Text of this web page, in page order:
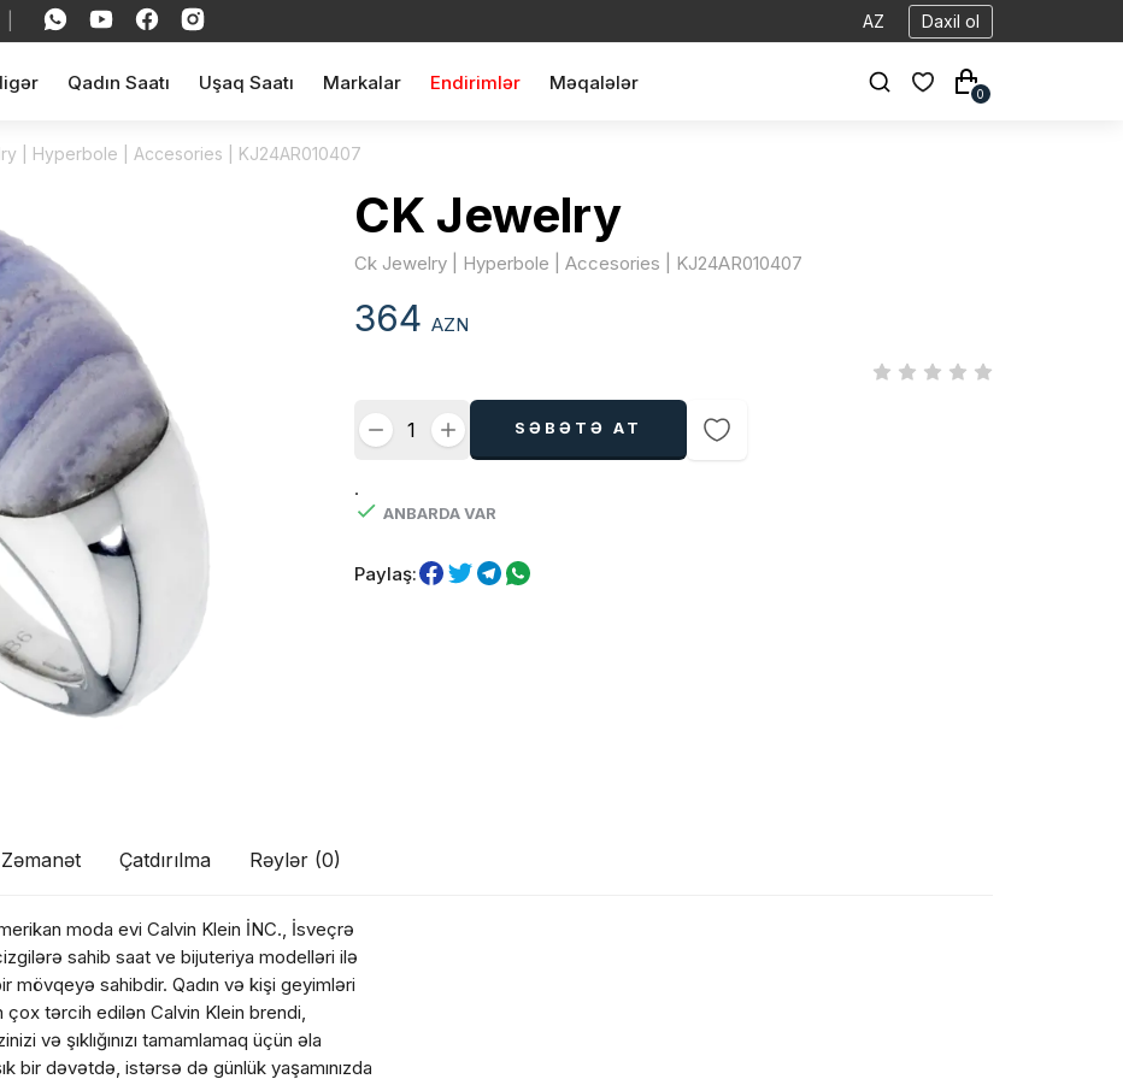
AZ Daxil ol
Qadın Saatı Uşaq Saatı Markalar Endirimlər Məqalələr
0
| Hyperbole | Accesories | KJ24AR010407
CK Jewelry
Ck Jewelry | Hyperbole | Accesories | KJ24AR010407
364 AZN
SƏBƏTƏ AT
.
ANBARDA VAR
Paylaş:
Zəmanət Çatdırılma Rəylər (0)
moda evi Calvin Klein İNC., İsveçrə
sahib saat ve bijuteriya modelləri ilə
mövqeyə sahibdir. Qadın və kişi geyimləri
çox tərcih edilən Calvin Klein brendi,
və şıklığınızı tamamlamaq üçün əla
bir dəvətdə, istərsə də günlük yaşamınızda
səbətə əlavə edildi